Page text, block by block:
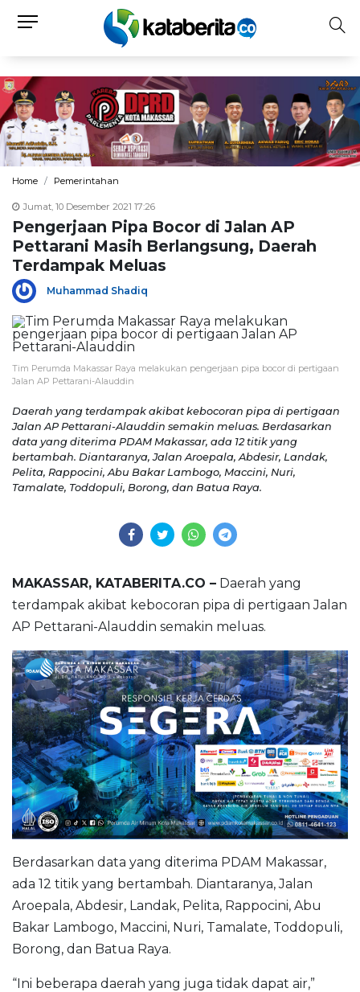
Home Pemerintahan
Jumat, 10 Desember 2021 17:26
Pengerjaan Pipa Bocor di Jalan AP
Pettarani Masih Berlangsung, Daerah
Terdampak Meluas
Muhammad Shadiq
Tim Perumda Makassar Raya melakukan pengerjaan pipa bocor di pertigaan
Jalan AP Pettarani-Alauddin
Daerah yang terdampak akibat kebocoran pipa di pertigaan
Jalan AP Pettarani-Alauddin semakin meluas. Berdasarkan
data yang diterima PDAM Makassar, ada 12 titik yang
bertambah. Diantaranya, Jalan Aroepala, Abdesir, Landak,
Pelita, Rappocini, Abu Bakar Lambogo, Maccini, Nuri,
Tamalate, Toddopuli, Borong, dan Batua Raya.
MAKASSAR, KATABERITA.CO – Daerah yang
terdampak akibat kebocoran pipa di pertigaan Jalan
AP Pettarani-Alauddin semakin meluas.
Berdasarkan data yang diterima PDAM Makassar,
ada 12 titik yang bertambah. Diantaranya, Jalan
Aroepala, Abdesir, Landak, Pelita, Rappocini, Abu
Bakar Lambogo, Maccini, Nuri, Tamalate, Toddopuli,
Borong, dan Batua Raya.
“Ini beberapa daerah yang juga tidak dapat air,”